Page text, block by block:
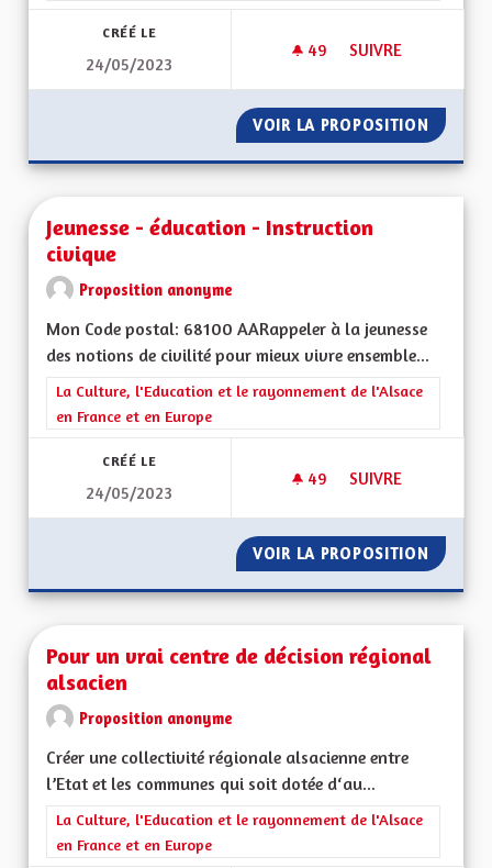
CRÉÉ LE
24/05/2023
49 49 ABONNÉS
SUIVRE
VOIR LA PROPOSITION
Jeunesse - éducation - Instruction
civique
Proposition anonyme
Mon Code postal: 68100 AARappeler à la jeunesse
des notions de civilité pour mieux vivre ensemble...
Filtrer les résultats de la catégorie : La Culture, l'Education et
La Culture, l'Education et le rayonnement de l'Alsace
en France et en Europe
CRÉÉ LE
24/05/2023
49 49 ABONNÉS
SUIVRE
VOIR LA PROPOSITION
Pour un vrai centre de décision régional
alsacien
Proposition anonyme
Créer une collectivité régionale alsacienne entre
l’Etat et les communes qui soit dotée d‘au...
Filtrer les résultats de la catégorie : La Culture, l'Education et
La Culture, l'Education et le rayonnement de l'Alsace
en France et en Europe